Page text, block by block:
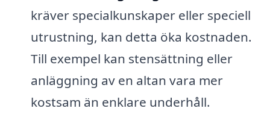
kräver specialkunskaper eller speciell
utrustning, kan detta öka kostnaden.
Till exempel kan stensättning eller
anläggning av en altan vara mer
kostsam än enklare underhåll.